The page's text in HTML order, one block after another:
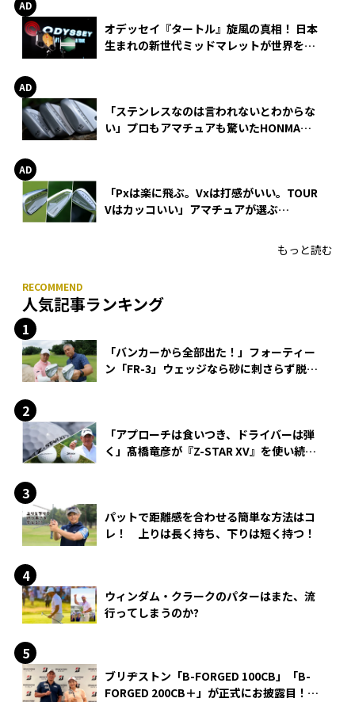
オデッセイ『タートル』旋風の真相！ 日本
生まれの新世代ミッドマレットが世界を席
「ステンレスなのは言われないとわからな
い」プロもアマチュアも驚いたHONMA
「Pxは楽に飛ぶ。Vxは打感がいい。TOUR
Vはカッコいい」アマチュアが選ぶ
もっと読む
人気記事ランキング
「バンカーから全部出た！」フォーティー
ン「FR-3」ウェッジなら砂に刺さらず脱出
「アプローチは食いつき、ドライバーは弾
く」髙橋竜彦が『Z-STAR XV』を使い続け
パットで距離感を合わせる簡単な方法はコ
レ！ 上りは長く持ち、下りは短く持つ！
ウィンダム・クラークのパターはまた、流
行ってしまうのか?
ブリヂストン「B-FORGED 100CB」「B-
FORGED 200CB＋」が正式にお披露目！